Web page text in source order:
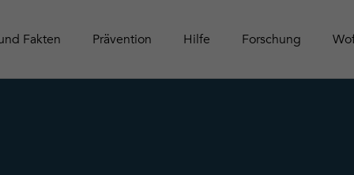
Fakten Online-Aktivitäten
Prävention
Hilfe Forschung
Zeitschrift Contact